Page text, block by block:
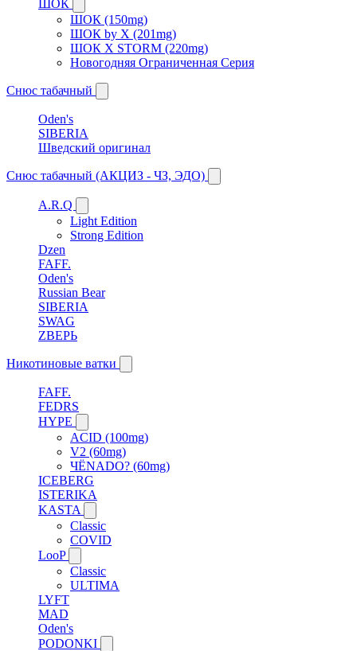
ШОК
ШОК (150mg)
ШОК by X (201mg)
ШОК X STORM (220mg)
Новогодняя Ограниченная Серия
Снюс табачный
Oden's
SIBERIA
Шведский оригинал
Снюс табачный (АКЦИЗ - ЧЗ, ЭДО)
A.R.Q
Light Edition
Strong Edition
Dzen
FAFF.
Oden's
Russian Bear
SIBERIA
SWAG
ZВЕРЬ
Никотиновые ватки
FAFF.
FEDRS
HYPE
ACID (100mg)
V2 (60mg)
ЧЁNADO? (60mg)
ICEBERG
ISTERIKA
KASTA
Classic
COVID
LooP
Classic
ULTIMA
LYFT
MAD
Oden's
PODONKI